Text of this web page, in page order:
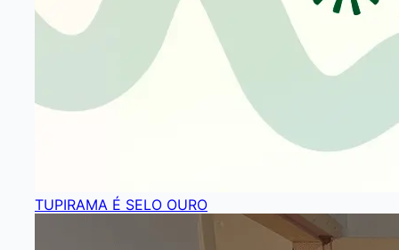
TUPIRAMA É SELO OURO